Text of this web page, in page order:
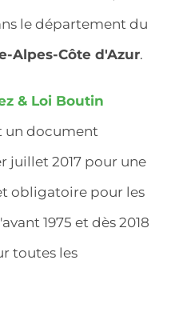
le département du
Alpes-Côte d'Azur.
& Loi Boutin
un document
juillet 2017 pour une
obligatoire pour les
1975 et dès 2018
toutes les